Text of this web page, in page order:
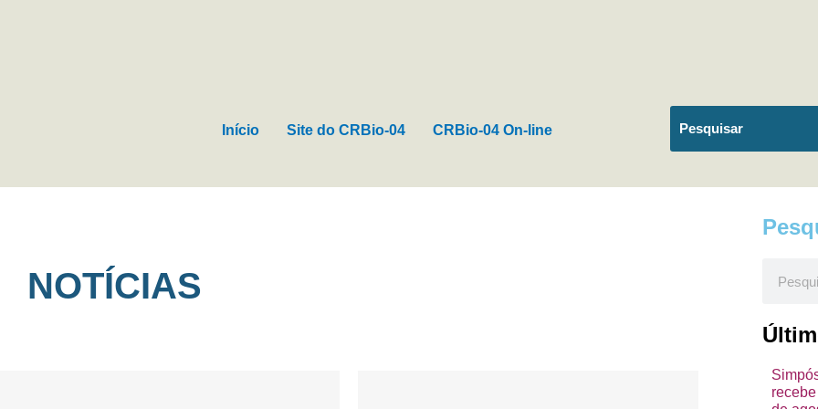
Início Site do CRBio-04 CRBio-04 On-line
NOTÍCIAS